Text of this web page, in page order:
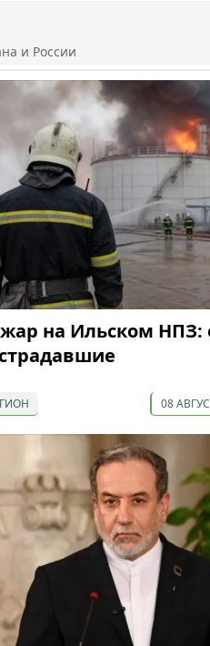
и России
на Ильском НПЗ:
08